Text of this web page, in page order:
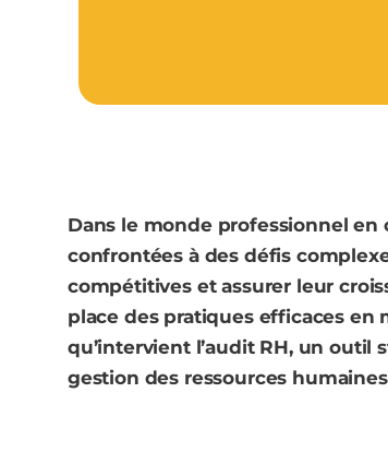
Dans le monde professionnel en
confrontées à des défis
compétitives et assurer leur
place des pratiques efficaces en
qu’intervient l’audit RH, un
gestion des ressources